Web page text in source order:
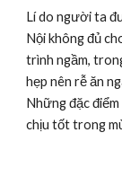
Lí do người ta
Nội không đủ
trình ngầm,
hẹp nên rễ ăn
Những đặc
chịu tốt trong